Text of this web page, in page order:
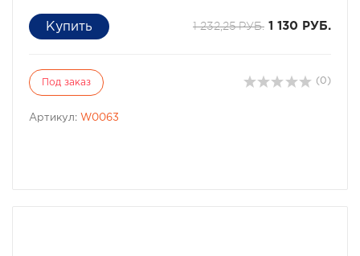
1 232,25 РУБ. 1 130 РУБ.
Под заказ (0)
Артикул: W0063